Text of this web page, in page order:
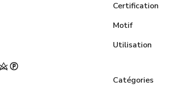
Certification
Motif
Utilisation
Catégories